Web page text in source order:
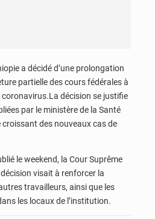
a décidé d’une prolongation
partielle des cours fédérales à
coronavirus.La décision se justifie
par le ministère de la Santé
des nouveaux cas de
le weekend, la Cour Suprême
visait à renforcer la
travailleurs, ainsi que les
les locaux de l’institution.